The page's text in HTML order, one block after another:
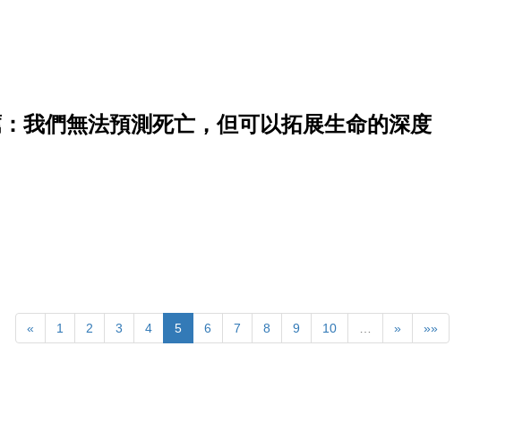
我們無法預測死亡，但可以拓展生命的深度
« 1 2 3 4 5 6 7 8 9 10 … » »»